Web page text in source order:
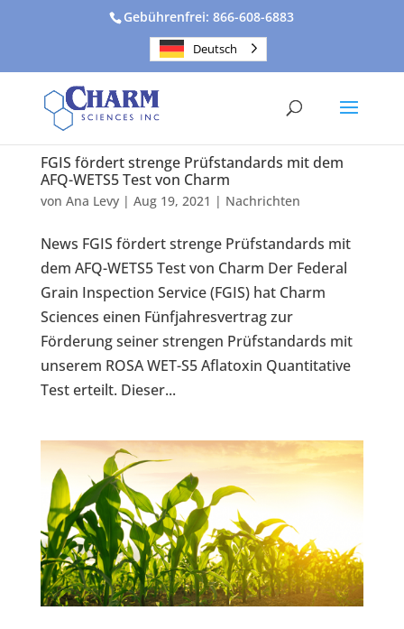
Gebührenfrei: 866-608-6883
Deutsch
FGIS fördert strenge Prüfstandards mit dem
AFQ-WETS5 Test von Charm
von Ana Levy| Aug 19, 2021 | Nachrichten
News FGIS fördert strenge Prüfstandards mit
dem AFQ-WETS5 Test von Charm Der Federal
Grain Inspection Service (FGIS) hat Charm
Sciences einen Fünfjahresvertrag zur
Förderung seiner strengen Prüfstandards mit
unserem ROSA WET-S5 Aflatoxin Quantitative
Test erteilt. Dieser...